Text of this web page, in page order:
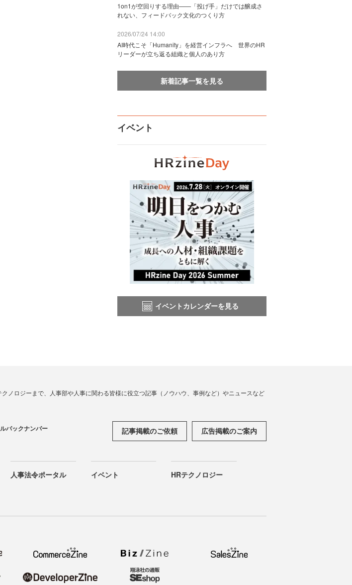
1on1が空回りする理由——「投げ手」だけでは醸成さ
れない、フィードバック文化のつくり方
2026/07/24 14:00
AI時代こそ「Humanity」を経営インフラへ 世界のHR
リーダーが立ち返る組織と個人のあり方
新着記事一覧を見る
イベント
イベントカレンダーを見る
ノロジーまで、人事部や人事に関わる皆様に役立つ記事（ノウハウ、事例など）やニュースなど
バックナンバー 記事掲載のご依頼 広告掲載のご案内
人事法令ポータル イベント HRテクノロジー